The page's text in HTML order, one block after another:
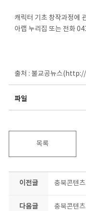
캐릭터 기초 창작과정에
아랩 누리집 또는 전화
출처 : 불교공뉴스
파일
목록
이전글
다음글 충북콘텐